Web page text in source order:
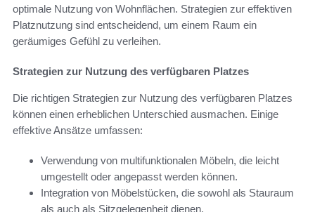
optimale Nutzung von Wohnflächen. Strategien zur effektiven
Platznutzung sind entscheidend, um einem Raum ein
geräumiges Gefühl zu verleihen.
Strategien zur Nutzung des verfügbaren Platzes
Die richtigen Strategien zur Nutzung des verfügbaren Platzes
können einen erheblichen Unterschied ausmachen. Einige
effektive Ansätze umfassen:
Verwendung von multifunktionalen Möbeln, die leicht
umgestellt oder angepasst werden können.
Integration von Möbelstücken, die sowohl als Stauraum
als auch als Sitzgelegenheit dienen.